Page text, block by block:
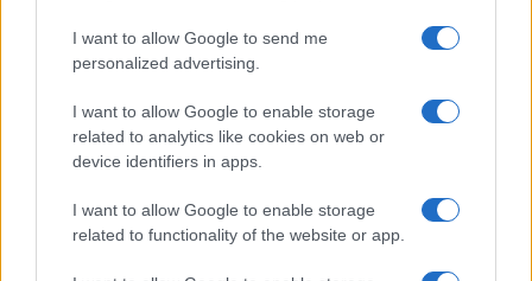
I want to allow Google to send me
personalized advertising.
I want to allow Google to enable storage
related to analytics like cookies on web or
device identifiers in apps.
I want to allow Google to enable storage
related to functionality of the website or app.
orientale offre infatti molte possibilità: tratti
costieri di grande valore paesaggistico,
località vicine, itinerari verso Villasimius,
Castiadas e l’entroterra, senza dimenticare le
uscite in mare quando le condizioni lo
giornata, ma avere alternative credibili. Un
villaggio funziona bene quando permette di